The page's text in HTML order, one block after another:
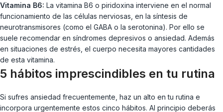
Vitamina B6: La vitamina B6 o piridoxina interviene en el normal
funcionamiento de las células nerviosas, en la síntesis de
neurotransmisores (como el GABA o la serotonina). Por ello se
suele recomendar en síndromes depresivos o ansiedad. Además
en situaciones de estrés, el cuerpo necesita mayores cantidades
de esta vitamina.
5 hábitos imprescindibles en tu rutina
Si sufres ansiedad frecuentemente, haz un alto en tu rutina e
incorpora urgentemente estos cinco hábitos. Al principio deberás